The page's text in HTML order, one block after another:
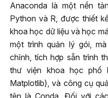
Anaconda là một nền
Python và R, được thiết
khoa học dữ liệu và học
một trình quản lý gói,
chỉnh, tích hợp sẵn trình
thư viện khoa học phổ
Matplotlib), và công cụ
tên là Conda. Đối với